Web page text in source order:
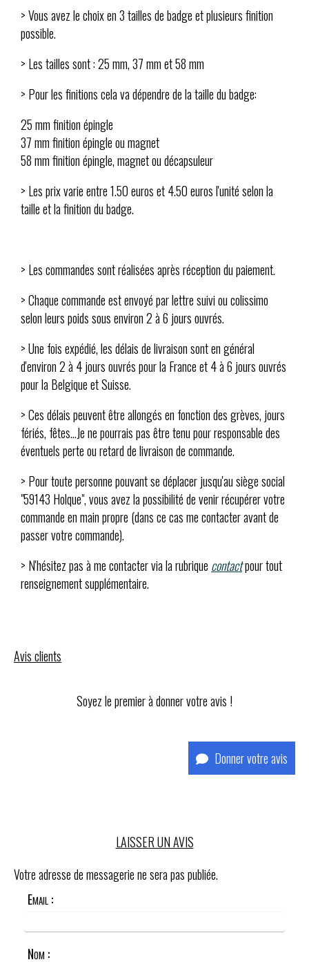
> Vous avez le choix en 3 tailles de badge et plusieurs finition
possible.
> Les tailles sont : 25 mm, 37 mm et 58 mm
> Pour les finitions cela va dépendre de la taille du badge:
25 mm finition épingle
37 mm finition épingle ou magnet
58 mm finition épingle, magnet ou décapsuleur
> Les prix varie entre 1.50 euros et 4.50 euros l'unité selon la
taille et la finition du badge.
> Les commandes sont réalisées après réception du paiement.
> Chaque commande est envoyé par lettre suivi ou colissimo
selon leurs poids sous environ 2 à 6 jours ouvrés.
> Une fois expédié, les délais de livraison sont en général
d'environ 2 à 4 jours ouvrés pour la France et 4 à 6 jours ouvrés
pour la Belgique et Suisse.
> Ces délais peuvent être allongés en fonction des grèves, jours
fériés, fêtes...Je ne pourrais pas être tenu pour responsable des
éventuels perte ou retard de livraison de commande.
> Pour toute personne pouvant se déplacer jusqu'au siège social
"59143 Holque", vous avez la possibilité de venir récupérer votre
commande en main propre (dans ce cas me contacter avant de
passer votre commande).
> N'hésitez pas à me contacter via la rubrique contactpour tout
renseignement supplémentaire.
Avis clients
Soyez le premier à donner votre avis !
Donner votre avis
LAISSER UN AVIS
Votre adresse de messagerie ne sera pas publiée.
Email :
Nom :